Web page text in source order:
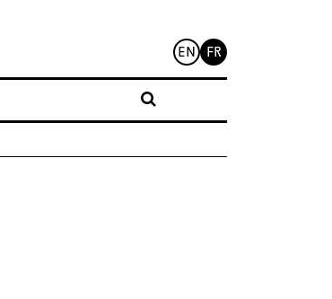
EN FR